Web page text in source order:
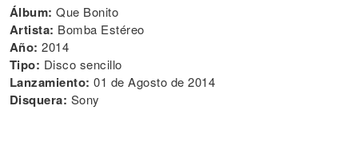
Álbum: Que Bonito
Artista: Bomba Estéreo
Año: 2014
Tipo: Disco sencillo
Lanzamiento: 01 de Agosto de 2014
Disquera: Sony